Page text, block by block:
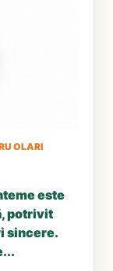
OLARI
este
potrivit
sincere.